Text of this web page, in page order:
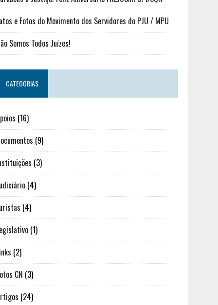
e Fotos do Movimento dos Servidores do PJU / MPU
Somos Todos Juízes!
CATEGORIAS
(16)
(9)
(3)
(4)
(4)
(1)
(2)
CN (3)
(24)